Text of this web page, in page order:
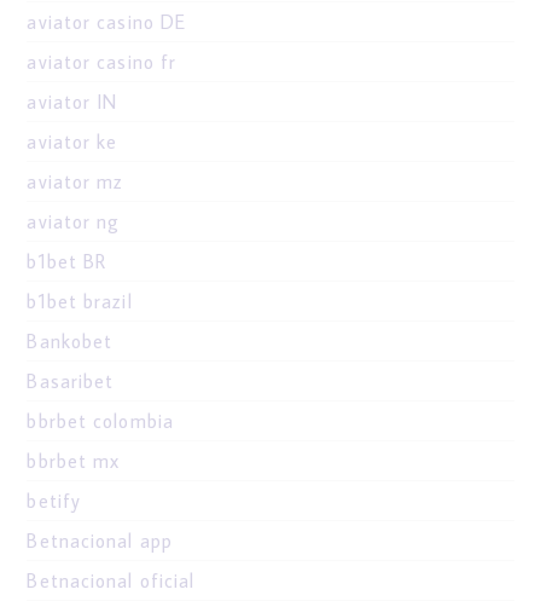
aviator casino DE
aviator casino fr
aviator IN
aviator ke
aviator mz
aviator ng
b1bet BR
b1bet brazil
Bankobet
Basaribet
bbrbet colombia
bbrbet mx
betify
Betnacional app
Betnacional oficial